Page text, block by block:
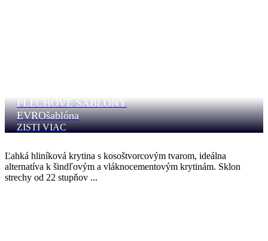
PLECHOVÉ ŠABLÓNY
EVROšablóna
ZISTI VIAC
Ľahká hliníková krytina s kosoštvorcovým tvarom, ideálna
alternatíva k šindľovým a vláknocementovým krytinám. Sklon
strechy od 22 stupňov ...